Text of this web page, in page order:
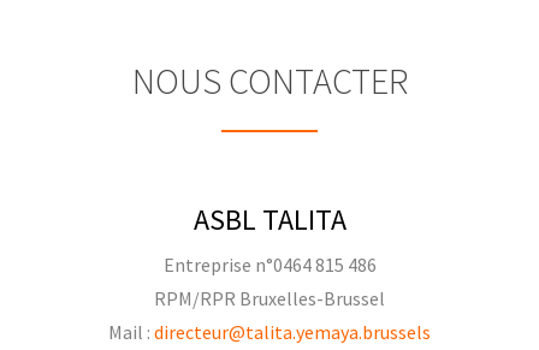
NOUS CONTACTER
ASBL TALITA
Entreprise n°0464 815 486
RPM/RPR Bruxelles-Brussel
Mail : directeur@talita.yemaya.brussels